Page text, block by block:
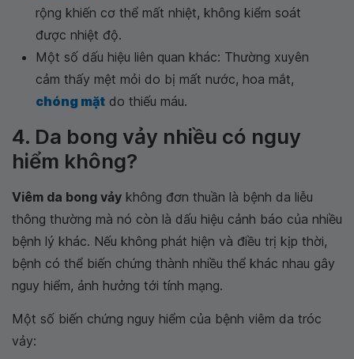
rộng khiến cơ thể mất nhiệt, không kiểm soát
được nhiệt độ.
Một số dấu hiệu liên quan khác: Thường xuyên
cảm thấy mệt mỏi do bị mất nước, hoa mắt,
chóng mặt do thiếu máu.
4. Da bong vảy nhiều có nguy
hiểm không?
Viêm da bong vảy không đơn thuần là bệnh da liễu
thông thường mà nó còn là dấu hiệu cảnh báo của nhiều
bệnh lý khác. Nếu không phát hiện và điều trị kịp thời,
bệnh có thể biến chứng thành nhiều thể khác nhau gây
nguy hiểm, ảnh hưởng tới tính mạng.
Một số biến chứng nguy hiểm của bệnh viêm da tróc
vảy: